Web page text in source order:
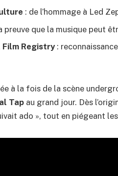
: de l’hommage à Led
preuve que la musique peut
Registry:
à la fois de la scène
Tap au grand jour. Dès
ado », tout en piégeant